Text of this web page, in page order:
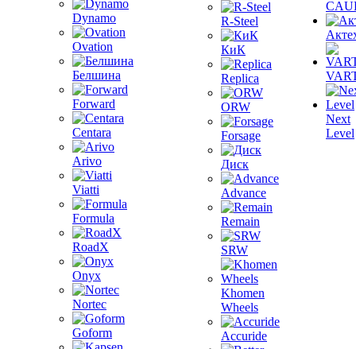
Dynamo
Ovation
Белшина
Forward
Centara
Arivo
Viatti
Formula
RoadX
Onyx
Nortec
Goform
R-Steel
КиК
Replica
ORW
Forsage
Диск
Advance
Remain
SRW
Khomen
Wheels
Accuride
Next
Level